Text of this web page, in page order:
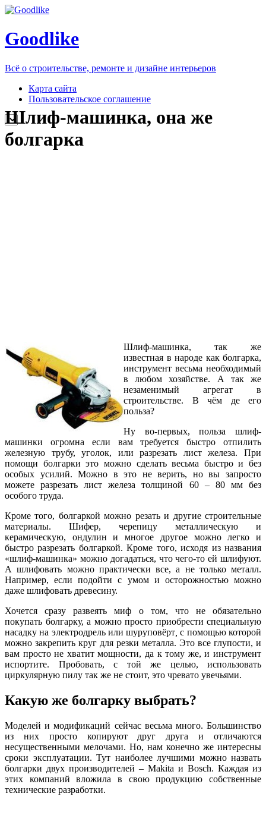
Goodlike
Всё о строительстве, ремонте и дизайне интерьеров
Карта сайта
Пользовательское соглашение
Шлиф-машинка, она же
болгарка
Шлиф-машинка, так же
известная в народе как болгарка,
инструмент весьма необходимый
в любом хозяйстве. А так же
незаменимый агрегат в
строительстве. В чём де его
польза?
Ну во-первых,польза шлиф-
машинки огромна если вам требуется быстро отпилить
железную трубу, уголок, или разрезать лист железа. При
помощи болгарки это можно сделать весьма быстро и без
особых усилий.Можно в это не верить, но вы запросто
можете разрезать лист железа толщиной 60 – 80 мм без
особого труда.
Кроме того, болгаркой можно резать и другие строительные
материалы. Шифер, черепицу металлическую и
керамическую, ондулин и многое другое можно легко и
быстро разрезать болгаркой. Кроме того, исходя из названия
«шлиф-машинка» можно догадаться, что чего-то ей шлифуют.
А шлифовать можно практически все, а не только металл.
Например, если подойти с умом и осторожностью можно
даже шлифовать древесину.
Хочется сразу развеять миф о том, что не обязательно
покупать болгарку, а можно просто приобрести специальную
насадку на электродрель или шуруповёрт ,с помощью которой
можно закрепить круг для резки металла. Это все глупости, и
вам просто не хватит мощности, да к тому же, и инструмент
испортите. Пробовать, с той же целью, использовать
циркулярную пилу так же не стоит, это чревато увечьями.
Какую же болгарку выбрать?
Моделей и модификаций сейчас весьма много. Большинство
из них просто копируют друг друга и отличаются
несущественными мелочами. Но, нам конечно же интересны
сроки эксплуатации. Тут наиболее лучшими можно назвать
болгарки двух производителей – Makita и Bosch. Каждая из
этих компаний вложила в свою продукцию собственные
технические разработки.